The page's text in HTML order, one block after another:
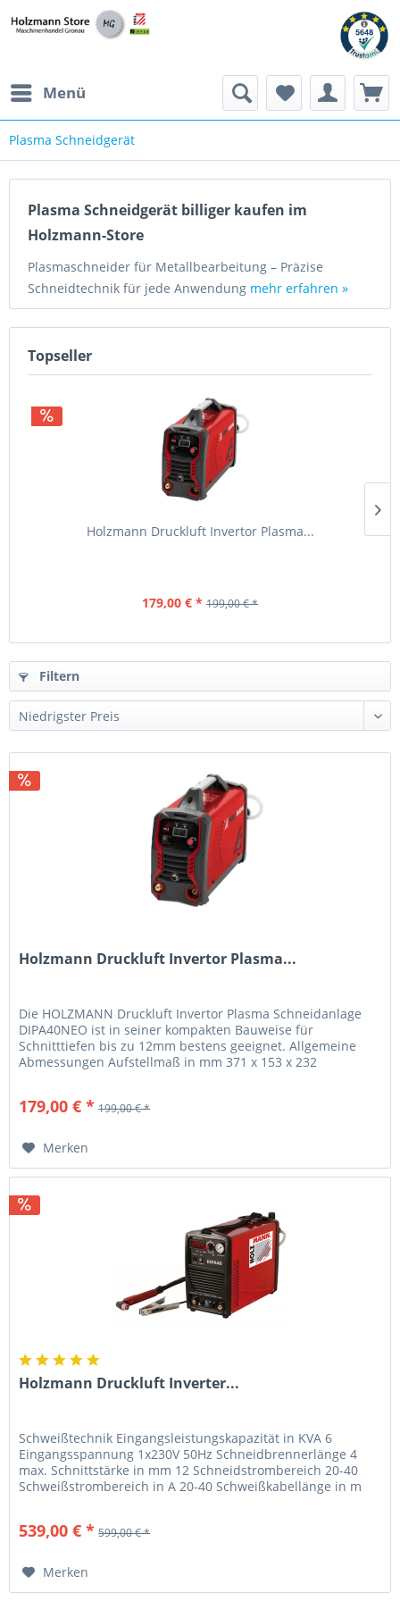
Menü
Plasma Schneidgerät
Plasma Schneidgerät billiger kaufen im
Holzmann-Store
Plasmaschneider für Metallbearbeitung – Präzise
Schneidtechnik für jede Anwendung mehr erfahren »
Topseller
Holzmann Druckluft Invertor Plasma...
179,00 € * 199,00 € *
Filtern
Holzmann Druckluft Invertor Plasma...
Die HOLZMANN Druckluft Invertor Plasma Schneidanlage
DIPA40NEO ist in seiner kompakten Bauweise für
Schnitttiefen bis zu 12mm bestens geeignet. Allgemeine
Abmessungen Aufstellmaß in mm 371 x 153 x 232
179,00 € * 199,00 € *
Merken
Holzmann Druckluft Inverter...
Schweißtechnik Eingangsleistungskapazität in KVA 6
Eingangsspannung 1x230V 50Hz Schneidbrennerlänge 4
max. Schnittstärke in mm 12 Schneidstrombereich 20-40
Schweißstrombereich in A 20-40 Schweißkabellänge in m
539,00 € * 599,00 € *
Merken